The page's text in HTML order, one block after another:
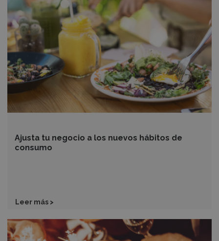
Ajusta tu negocio a los nuevos hábitos de
consumo
negocio
los
nuevos
hábitos
de
consumo
Leer más >
Fiestas
de